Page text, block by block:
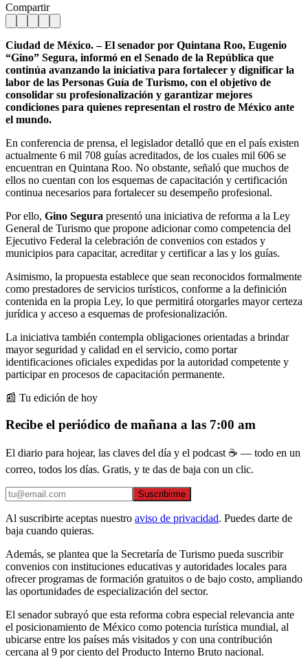
Compartir
Ciudad de México. – El senador por Quintana Roo, Eugenio
“Gino” Segura, informó en el Senado de la República que
continúa avanzando la iniciativa para fortalecer y dignificar la
labor de las Personas Guía de Turismo, con el objetivo de
consolidar su profesionalización y garantizar mejores
condiciones para quienes representan el rostro de México ante
el mundo.
En conferencia de prensa, el legislador detalló que en el país existen
actualmente 6 mil 708 guías acreditados, de los cuales mil 606 se
encuentran en Quintana Roo. No obstante, señaló que muchos de
ellos no cuentan con los esquemas de capacitación y certificación
continua necesarios para fortalecer su desempeño profesional.
Por ello, Gino Segura presentó una iniciativa de reforma a la Ley
General de Turismo que propone adicionar como competencia del
Ejecutivo Federal la celebración de convenios con estados y
municipios para capacitar, acreditar y certificar a las y los guías.
Asimismo, la propuesta establece que sean reconocidos formalmente
como prestadores de servicios turísticos, conforme a la definición
contenida en la propia Ley, lo que permitirá otorgarles mayor certeza
jurídica y acceso a esquemas de profesionalización.
La iniciativa también contempla obligaciones orientadas a brindar
mayor seguridad y calidad en el servicio, como portar
identificaciones oficiales expedidas por la autoridad competente y
participar en procesos de capacitación permanente.
📰 Tu edición de hoy
Recibe el periódico de mañana a las 7:00 am
El diario para hojear, las claves del día y el podcast ☕ — todo en un
correo, todos los días. Gratis, y te das de baja con un clic.
Suscribirme
Al suscribirte aceptas nuestro aviso de privacidad. Puedes darte de
baja cuando quieras.
Además, se plantea que la Secretaría de Turismo pueda suscribir
convenios con instituciones educativas y autoridades locales para
ofrecer programas de formación gratuitos o de bajo costo, ampliando
las oportunidades de especialización del sector.
El senador subrayó que esta reforma cobra especial relevancia ante
el posicionamiento de México como potencia turística mundial, al
ubicarse entre los países más visitados y con una contribución
cercana al 9 por ciento del Producto Interno Bruto nacional.